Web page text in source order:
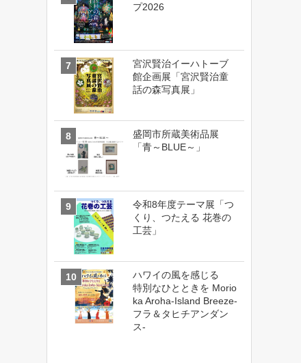
プ2026
宮沢賢治イーハトーブ
館企画展「宮沢賢治童
話の森写真展」
盛岡市所蔵美術品展
「青～BLUE～」
令和8年度テーマ展「つ
くり、つたえる 花巻の
工芸」
ハワイの風を感じる
特別なひとときを Morio
ka Aroha-Island Breeze-
フラ＆タヒチアンダン
ス-